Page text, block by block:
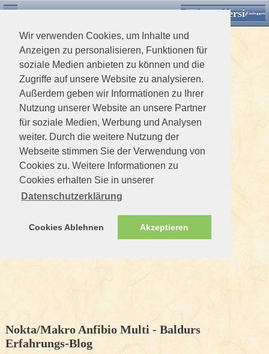
Wir verwenden Cookies, um Inhalte und
Anzeigen zu personalisieren, Funktionen für
soziale Medien anbieten zu können und die
Zugriffe auf unsere Website zu analysieren.
Außerdem geben wir Informationen zu Ihrer
Nutzung unserer Website an unsere Partner
für soziale Medien, Werbung und Analysen
weiter. Durch die weitere Nutzung der
Webseite stimmen Sie der Verwendung von
Cookies zu. Weitere Informationen zu
Cookies erhalten Sie in unserer
Datenschutzerklärung
Cookies Ablehnen Akzeptieren
Desktop VersionEinloggen
Nokta/Makro Anfibio Multi - Baldurs
Erfahrungs-Blog